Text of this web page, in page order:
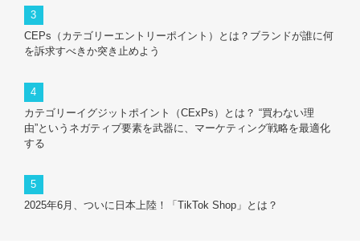
CEPs（カテゴリーエントリーポイント）とは？ブランドが誰に何
を訴求すべきか突き止めよう
カテゴリーイグジットポイント（CExPs）とは？ “買わない理
由”というネガティブ要素を武器に、マーケティング戦略を最適化
する
2025年6月、ついに日本上陸！「TikTok Shop」とは？